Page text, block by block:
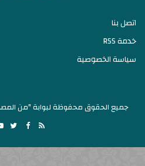
اتصل بنا
خدمة RSS
سياسة الخصوصية
جميع الحقوق محفوظة لبوابة "من
RSS